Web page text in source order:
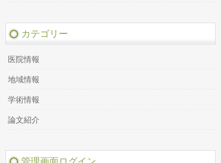
カテゴリー
医院情報
地域情報
学術情報
論文紹介